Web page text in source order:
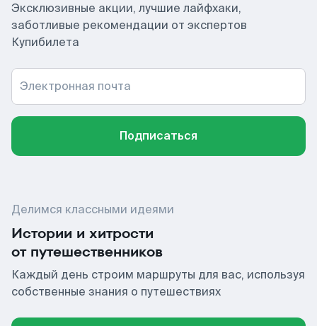
Эксклюзивные акции, лучшие лайфхаки,
заботливые рекомендации от экспертов
Купибилета
Электронная почта
Подписаться
Делимся классными идеями
Истории и хитрости
от путешественников
Каждый день строим маршруты для вас, используя
собственные знания о путешествиях